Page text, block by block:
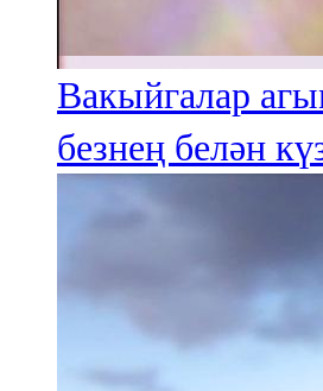
Вакыйгалар
безнең белән